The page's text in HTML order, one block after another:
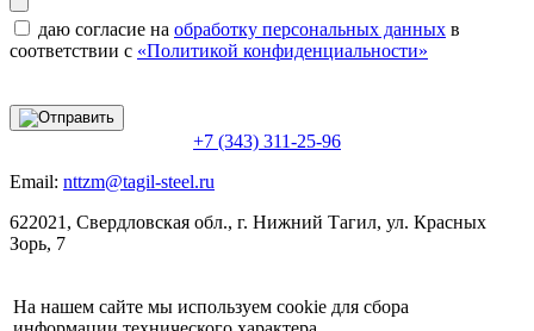
даю согласие на обработку персональных данных в
соответствии с «Политикой конфиденциальности»
+7 (343) 311-25-96
Email: nttzm@tagil-steel.ru
622021, Свердловская обл., г. Нижний Тагил, ул. Красных
Зорь, 7
На нашем сайте мы используем cookie для сбора